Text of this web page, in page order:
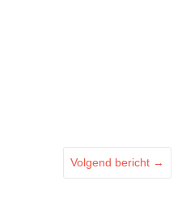
Volgend bericht →